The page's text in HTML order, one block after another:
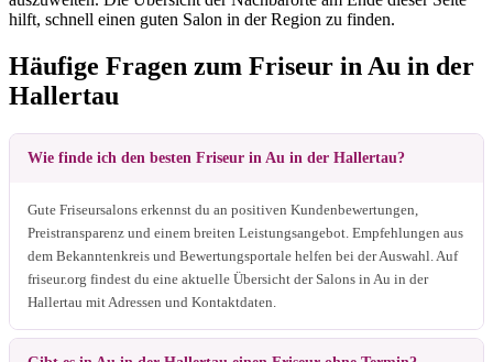
hilft, schnell einen guten Salon in der Region zu finden.
Häufige Fragen zum Friseur in Au in der
Hallertau
Wie finde ich den besten Friseur in Au in der Hallertau?
Gute Friseursalons erkennst du an positiven Kundenbewertungen,
Preistransparenz und einem breiten Leistungsangebot. Empfehlungen aus
dem Bekanntenkreis und Bewertungsportale helfen bei der Auswahl. Auf
friseur.org findest du eine aktuelle Übersicht der Salons in Au in der
Hallertau mit Adressen und Kontaktdaten.